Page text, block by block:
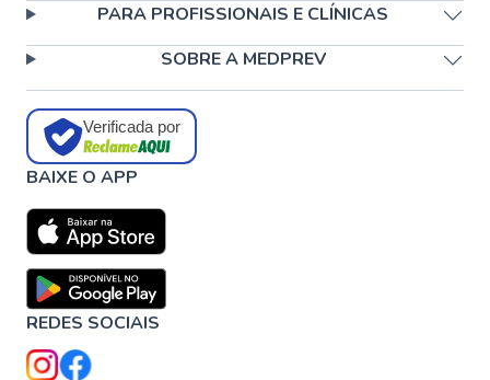
PARA PROFISSIONAIS E CLÍNICAS
SOBRE A MEDPREV
Verificada por
BAIXE O APP
REDES SOCIAIS